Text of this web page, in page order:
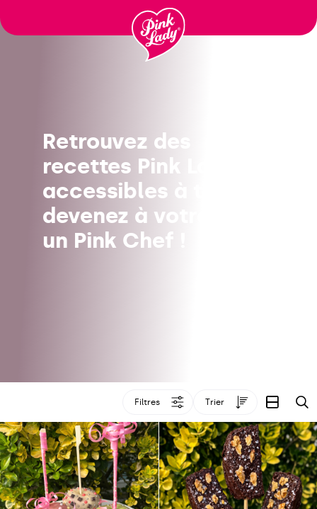
au
Retrouvez des
recettes Pink Lady®
accessibles à tous, et
devenez à votre tour
un Pink Chef !
Filtres Trier